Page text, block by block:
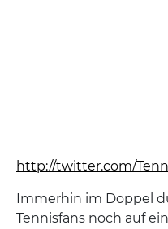
http://twitter.com/
Immerhin im Doppel
Tennisfans noch auf